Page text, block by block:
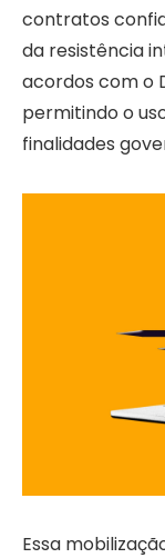
contratos
da resistência
acordos com o
permitindo o
finalidades
Essa